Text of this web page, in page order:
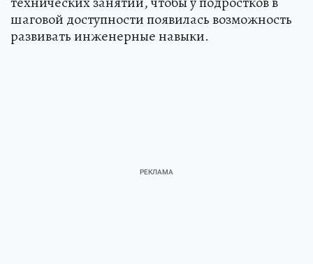
шаговой доступности появилась возможность
развивать инженерные навыки.